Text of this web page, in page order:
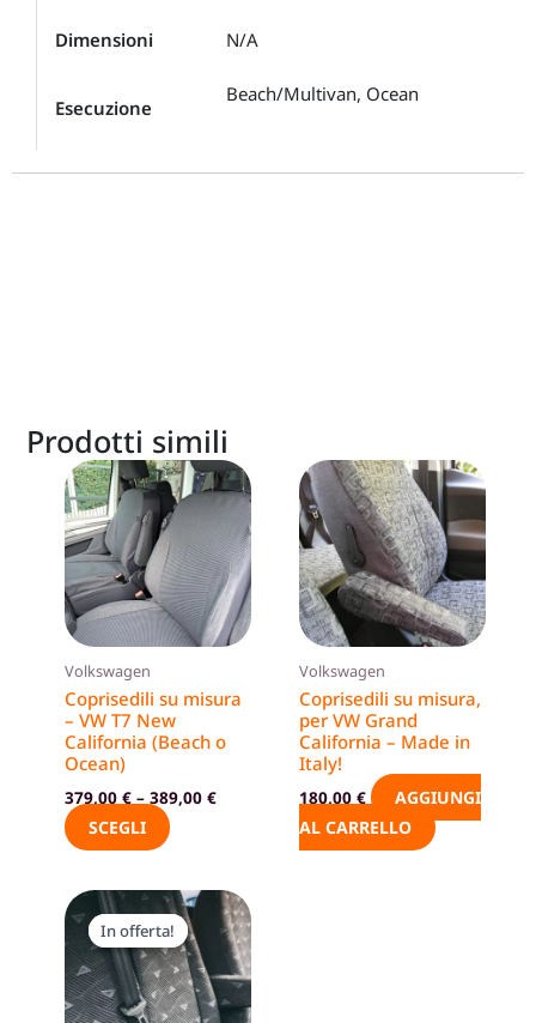
Dimensioni N/A
Esecuzione
Beach/Multivan, Ocean
Prodotti simili
Volkswagen
Coprisedili su misura
– VW T7 New
California (Beach o
Ocean)
379,00€ –389,00€
SCEGLI
Questo
prodotto
ha
più
varianti.
Le
opzioni
essere
scelte
pagina
del
Volkswagen
Coprisedili su misura,
per VW Grand
California – Made in
Italy!
180,00 €
AGGIUNGI
AL CARRELLO
In offerta!
In offerta!
Il
prezzo
originale
era:
456,00 €.
prezzo
attuale
è:
449,00 €.